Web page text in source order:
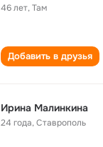
46 лет,Там
Добавить в друзья
Ирина Малинкина
24 года,Ставрополь